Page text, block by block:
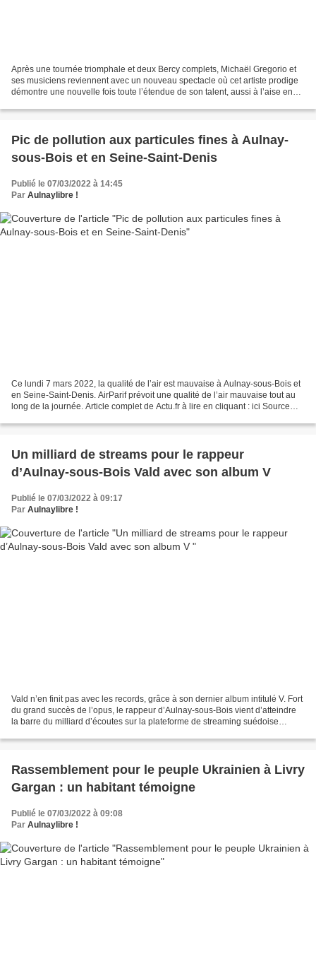
Après une tournée triomphale et deux Bercy complets, Michaël Gregorio et
ses musiciens reviennent avec un nouveau spectacle où cet artiste prodige
démontre une nouvelle fois toute l’étendue de son talent, aussi à l’aise en
Pic de pollution aux particules fines à Aulnay-
sous-Bois et en Seine-Saint-Denis
Publié le 07/03/2022 à 14:45
Par Aulnaylibre !
Ce lundi 7 mars 2022, la qualité de l’air est mauvaise à Aulnay-sous-Bois et
en Seine-Saint-Denis. AirParif prévoit une qualité de l’air mauvaise tout au
long de la journée. Article complet de Actu.fr à lire en cliquant : ici Source
Un milliard de streams pour le rappeur
d’Aulnay-sous-Bois Vald avec son album V
Publié le 07/03/2022 à 09:17
Par Aulnaylibre !
Vald n’en finit pas avec les records, grâce à son dernier album intitulé V. Fort
du grand succès de l’opus, le rappeur d’Aulnay-sous-Bois vient d’atteindre
la barre du milliard d’écoutes sur la plateforme de streaming suédoise
Rassemblement pour le peuple Ukrainien à Livry
Gargan : un habitant témoigne
Publié le 07/03/2022 à 09:08
Par Aulnaylibre !